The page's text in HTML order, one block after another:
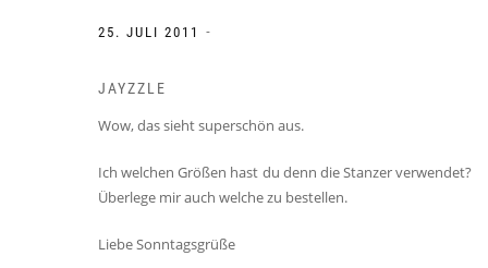
25. JULI 2011 -
JAYZZLE
Wow, das sieht superschön aus.
Ich welchen Größen hast du denn die Stanzer verwendet?
Überlege mir auch welche zu bestellen.
Liebe Sonntagsgrüße